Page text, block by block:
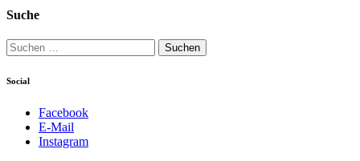
Suche
Suchen
nach:
Social
Facebook
E-Mail
Instagram